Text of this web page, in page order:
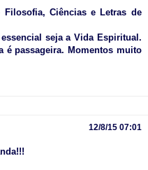
Ciências e Letras de
seja a Vida Espiritual.
é passageira. Momentos muito
12/8/15 07:01